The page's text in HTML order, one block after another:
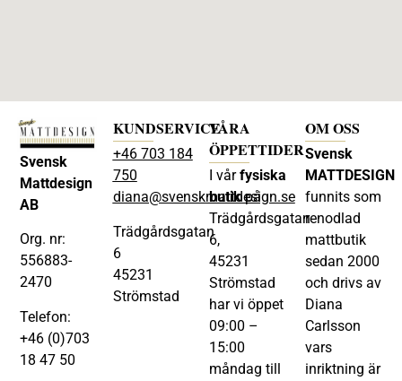
Svensk
Mattdesign
AB
Org. nr:
556883-
2470
Telefon:
+46 (0)703
18 47 50
KUNDSERVICE
+46 703 184
750
diana@svenskmattdesign.se
Trädgårdsgatan
6
45231
Strömstad
VÅRA
ÖPPETTIDER
I vårfysiska
butikpå
Trädgårdsgatan
6,
45231
Strömstad
har vi öppet
09:00 –
15:00
måndag till
OM OSS
Svensk
MATTDESIGN
funnits som
renodlad
mattbutik
sedan 2000
och drivs av
Diana
Carlsson
vars
inriktning är